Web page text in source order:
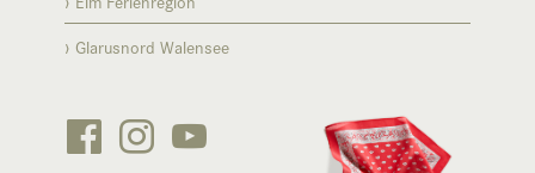
Glarusnord Walensee

 